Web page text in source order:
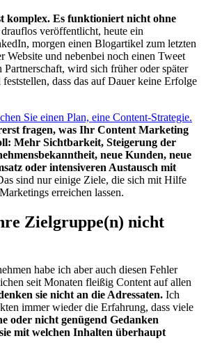
komplex. Es funktioniert nicht ohne
veröffentlicht, heute ein
morgen einen Blogartikel zum letzten
Website und nebenbei noch einen Tweet
Partnerschaft, wird sich früher oder später
dass das auf Dauer keine Erfolge
Sie einen Plan, eine Content-Strategie.
fragen, was Ihr Content Marketing
Mehr Sichtbarkeit, Steigerung der
neue Kunden, neue
oder intensiveren Austausch mit
sind nur einige Ziele, die sich mit Hilfe
erreichen lassen.
Zielgruppe(n) nicht
habe ich aber auch diesen Fehler
seit Monaten fleißig Content auf allen
sie nicht an die Adressaten. Ich
immer wieder die Erfahrung, dass viele
oder nicht genügend Gedanken
mit welchen Inhalten überhaupt